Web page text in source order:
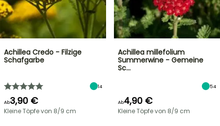
Achillea Credo - Filzige
Schafgarbe
14
Ab3,90 €
Kleine Töpfe von 8/9 cm
Achillea millefolium
Summerwine - Gemeine
Sc…
54
Ab4,90 €
Kleine Töpfe von 8/9 cm